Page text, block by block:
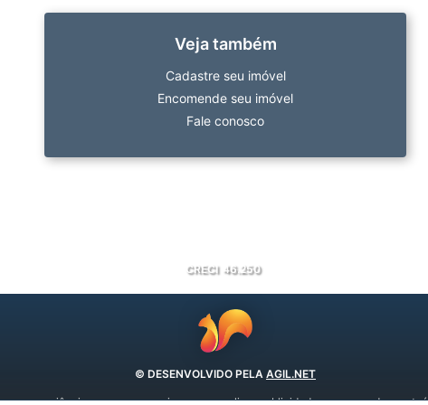
Veja também
Cadastre seu imóvel
Encomende seu imóvel
Fale conosco
CRECI 46.250
© DESENVOLVIDO PELA AGIL.NET
experiência em nossos serviços, personalizar publicidade e recomendar